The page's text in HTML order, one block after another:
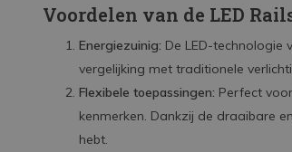
Voordelen van de LED
Energiezuinig: De LED-technologie
vergelijking met traditionele
Flexibele toepassingen: Perfect
kenmerken. Dankzij de draaibare
hebt.